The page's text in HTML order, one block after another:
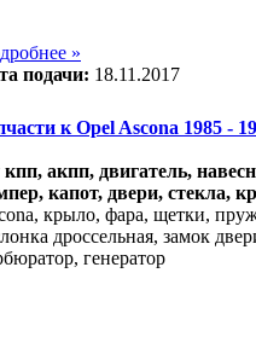
»
подачи: 18.11.2017
к Opel Ascona 1985 -
кпп, акпп, двигатель,
капот, двери, стекла,
крыло, фара, щетки,
дроссельная, замок
генератор